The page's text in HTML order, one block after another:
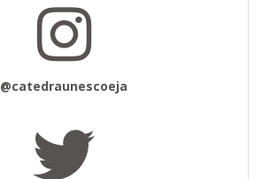
@catedraunescoeja